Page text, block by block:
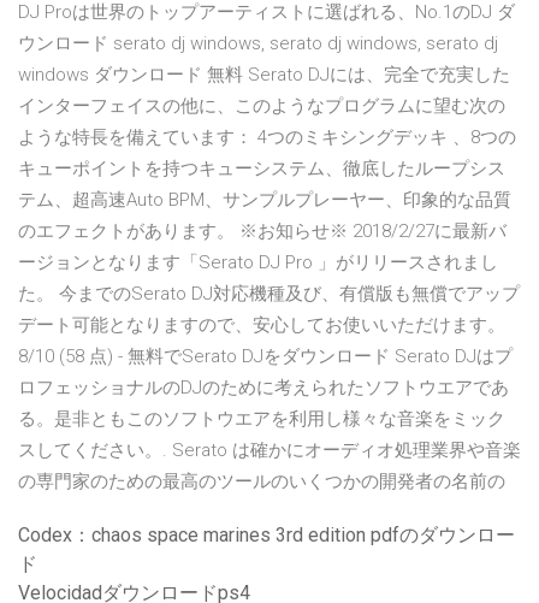
DJ Proは世界のトップアーティストに選ばれる、No.1のDJ ダ
ウンロード serato dj windows, serato dj windows, serato dj
windows ダウンロード 無料 Serato DJには、完全で充実した
インターフェイスの他に、このようなプログラムに望む次の
ような特長を備えています： 4つのミキシングデッキ 、8つの
キューポイントを持つキューシステム、徹底したループシス
テム、超高速Auto BPM、サンプルプレーヤー、印象的な品質
のエフェクトがあります。 ※お知らせ※ 2018/2/27に最新バ
ージョンとなります「Serato DJ Pro 」がリリースされまし
た。 今までのSerato DJ対応機種及び、有償版も無償でアップ
デート可能となりますので、安心してお使いいただけます。
8/10 (58 点) - 無料でSerato DJをダウンロード Serato DJはプ
ロフェッショナルのDJのために考えられたソフトウエアであ
る。是非ともこのソフトウエアを利用し様々な音楽をミック
スしてください。. Serato は確かにオーディオ処理業界や音楽
の専門家のための最高のツールのいくつかの開発者の名前の
Codex：chaos space marines 3rd edition pdfのダウンロー
ド
Velocidadダウンロードps4